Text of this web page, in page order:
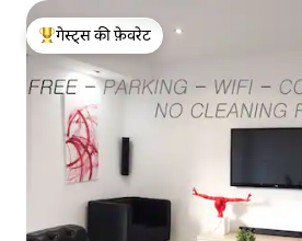
गेस्ट्स का टॉप फ़ेवरेट
गेस्ट्स की फ़ेवरेट